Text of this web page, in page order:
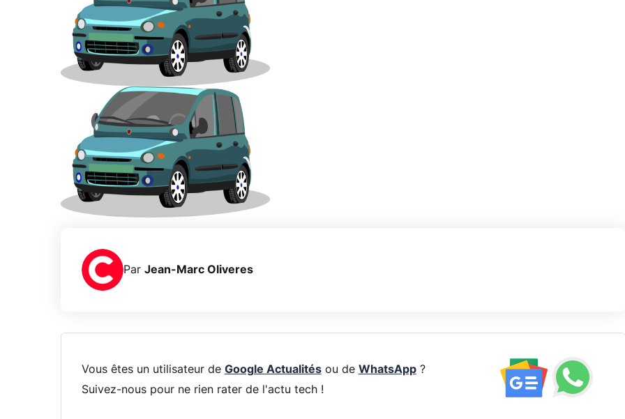
Par Jean-Marc Oliveres
Vous êtes un utilisateur de Google Actualitésou de WhatsApp?
Suivez-nous pour ne rien rater de l'actu tech !